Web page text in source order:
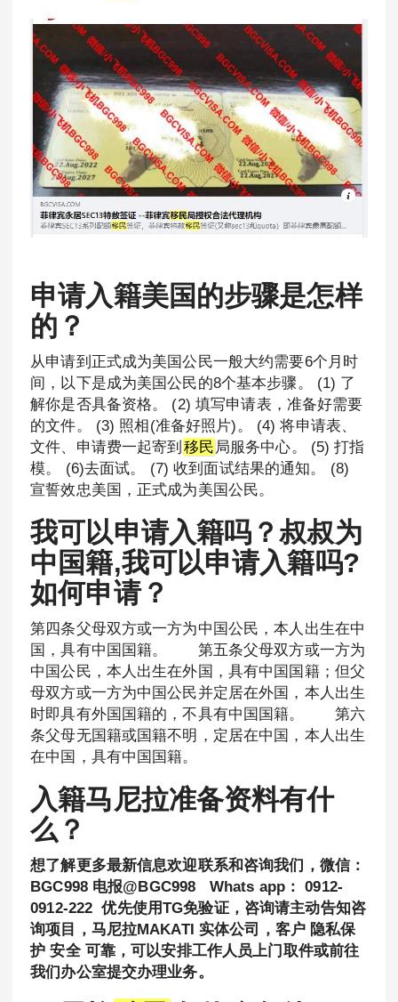
申请入籍美国的步骤是怎样
的？
从申请到正式成为美国公民一般大约需要6个月时
间，以下是成为美国公民的8个基本步骤。 (1) 了
解你是否具备资格。 (2) 填写申请表，准备好需要
的文件。 (3) 照相(准备好照片)。 (4) 将申请表、
文件、申请费一起寄到 移民 局服务中心。 (5) 打指
模。 (6)去面试。 (7) 收到面试结果的通知。 (8)
宣誓效忠美国，正式成为美国公民。
我可以申请入籍吗？叔叔为
中国籍,我可以申请入籍吗?
如何申请？
第四条父母双方或一方为中国公民，本人出生在中
国，具有中国国籍。 第五条父母双方或一方为
中国公民，本人出生在外国，具有中国国籍；但父
母双方或一方为中国公民并定居在外国，本人出生
时即具有外国国籍的，不具有中国国籍。 第六
条父母无国籍或国籍不明，定居在中国，本人出生
在中国，具有中国国籍。
入籍马尼拉准备资料有什
么？
想了解更多最新信息欢迎联系和咨询我们，微信：
BGC998 电报@BGC998 Whats app： 0912-
0912-222 优先使用TG免验证，咨询请主动告知咨
询项目，马尼拉MAKATI 实体公司，客户 隐私保
护 安全 可靠，可以安排工作人员上门取件或前往
我们办公室提交办理业务。